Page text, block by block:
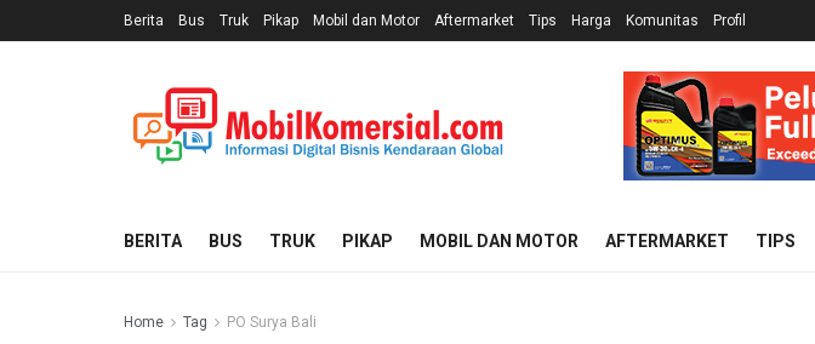
Berita Bus Truk Pikap Mobil dan Motor Aftermarket Tips Harga Komunitas Profil
BERITA BUS TRUK PIKAP MOBIL DAN MOTOR AFTERMARKET TIPS
Home Tag PO Surya Bali